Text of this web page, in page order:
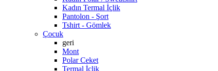
Kadın Termal İçlik
Pantolon - Şort
Tshirt - Gömlek
Çocuk
geri
Mont
Polar Ceket
Termal İçlik